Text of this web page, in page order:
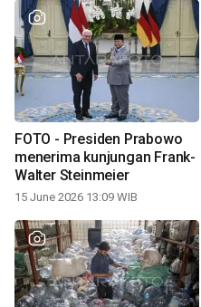
FOTO - Presiden Prabowo
menerima kunjungan Frank-
Walter Steinmeier
15 June 2026 13:09 WIB